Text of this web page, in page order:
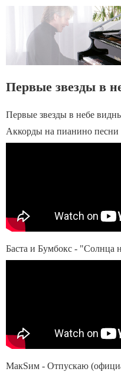
Первые звезды в
Первые звезды в небе
Аккорды на пианино песни
Баста и Бумбокс - "Солнца
МакSим - Отпускаю